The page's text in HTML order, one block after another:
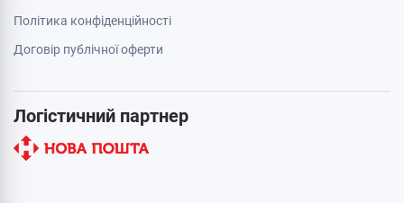
Політика конфіденційності
Договір публічної оферти
Логістичний партнер